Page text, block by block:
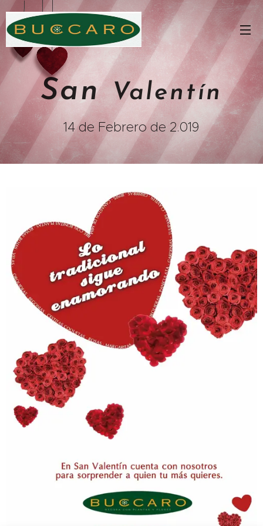
San Valentín
14 de Febrero de 2.019